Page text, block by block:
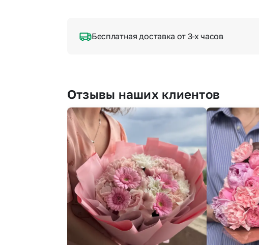
Бесплатная доставка от 3-х часов
Отзывы наших клиентов